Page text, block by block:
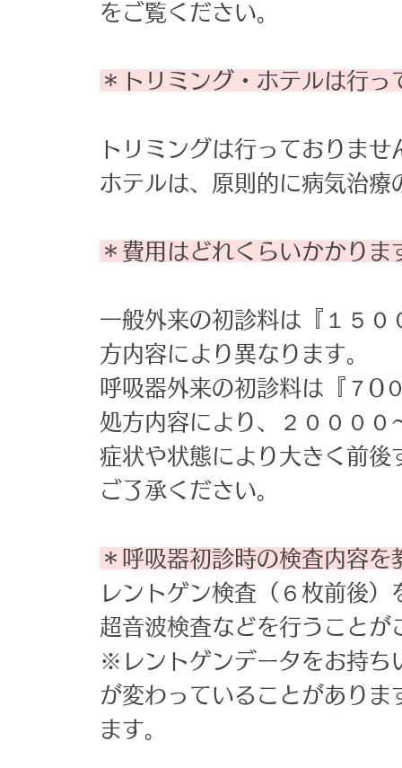
をご覧ください。
＊トリミング・ホテルは行っ
トリミングは行っておりませ
ホテルは、原則的に病気治
＊費用はどれくらいかかりま
一般外来の初診料は『１５
方内容により異なります。
呼吸器外来の初診料は『７0
処方内容により、２０００
症状や状態により大きく前後
ご了承ください。
＊呼吸器初診時の検査内容を
レントゲン検査（６枚前後
超音波検査などを行うことが
※レントゲンデータをお持ち
が変わっていることがあり
ます。